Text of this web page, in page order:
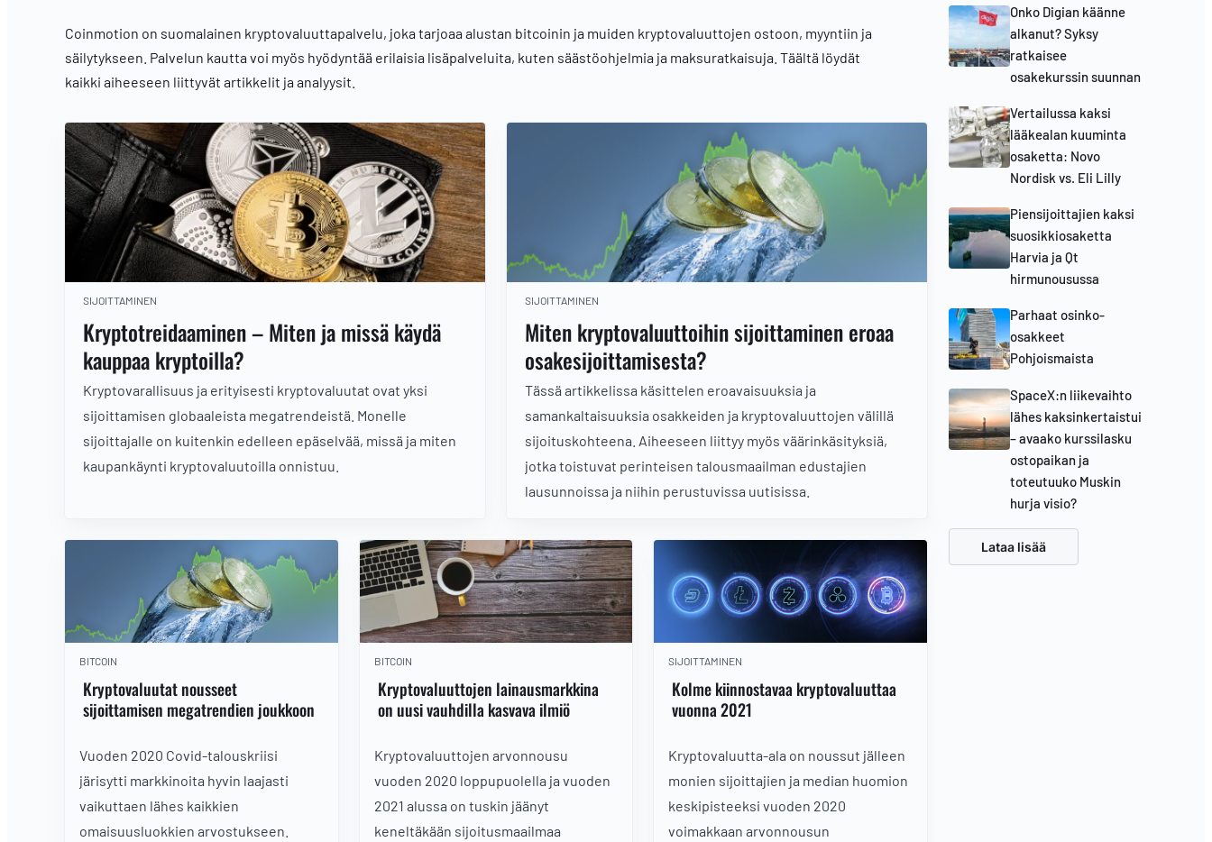
Coinmotion on suomalainen kryptovaluuttapalvelu, joka tarjoaa alustan bitcoinin ja muiden kryptovaluuttojen ostoon, myyntiin ja
säilytykseen. Palvelun kautta voi myös hyödyntää erilaisia lisäpalveluita, kuten säästöohjelmia ja maksuratkaisuja. Täältä löydät
kaikki aiheeseen liittyvät artikkelit ja analyysit.
SIJOITTAMINEN
Kryptotreidaaminen – Miten ja missä käydä
kauppaa kryptoilla?
Kryptovarallisuus ja erityisesti kryptovaluutat ovat yksi
sijoittamisen globaaleista megatrendeistä. Monelle
sijoittajalle on kuitenkin edelleen epäselvää, missä ja miten
kaupankäynti kryptovaluutoilla onnistuu.
SIJOITTAMINEN
Miten kryptovaluuttoihin sijoittaminen eroaa
osakesijoittamisesta?
Tässä artikkelissa käsittelen eroavaisuuksia ja
samankaltaisuuksia osakkeiden ja kryptovaluuttojen välillä
sijoituskohteena. Aiheeseen liittyy myös väärinkäsityksiä,
jotka toistuvat perinteisen talousmaailman edustajien
lausunnoissa ja niihin perustuvissa uutisissa.
BITCOIN
Kryptovaluutat nousseet
sijoittamisen megatrendien joukkoon
Vuoden 2020 Covid-talouskriisi
järisytti markkinoita hyvin laajasti
vaikuttaen lähes kaikkien
omaisuusluokkien arvostukseen.
BITCOIN
Kryptovaluuttojen lainausmarkkina
on uusi vauhdilla kasvava ilmiö
Kryptovaluuttojen arvonnousu
vuoden 2020 loppupuolella ja vuoden
2021 alussa on tuskin jäänyt
keneltäkään sijoitusmaailmaa
SIJOITTAMINEN
Kolme kiinnostavaa kryptovaluuttaa
vuonna 2021
Kryptovaluutta-ala on noussut jälleen
monien sijoittajien ja median huomion
keskipisteeksi vuoden 2020
voimakkaan arvonnousun
Onko Digian käänne
alkanut? Syksy
ratkaisee
osakekurssin suunnan
Vertailussa kaksi
lääkealan kuuminta
osaketta: Novo
Nordisk vs. Eli Lilly
Piensijoittajien kaksi
suosikkiosaketta
Harvia ja Qt
hirmunousussa
Parhaat osinko-
osakkeet
Pohjoismaista
SpaceX:n liikevaihto
lähes kaksinkertaistui
– avaako kurssilasku
ostopaikan ja
toteutuuko Muskin
hurja visio?
Lataa lisää